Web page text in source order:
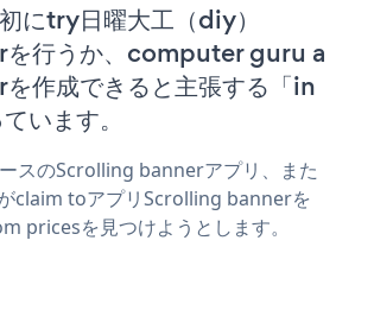
にtry日曜大工（diy）
行うか、computer guru a
作成できると主張する「in
います。
スのScrolling bannerアプリ、また
claim toアプリScrolling bannerを
pricesを見つけようとします。